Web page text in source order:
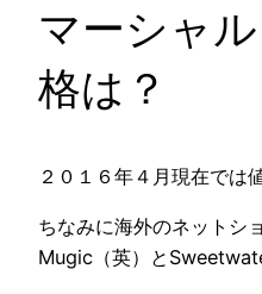
マーシャ
格は？
２０１６年４月現在では
ちなみに海外のネットシ
Mugic（英）と